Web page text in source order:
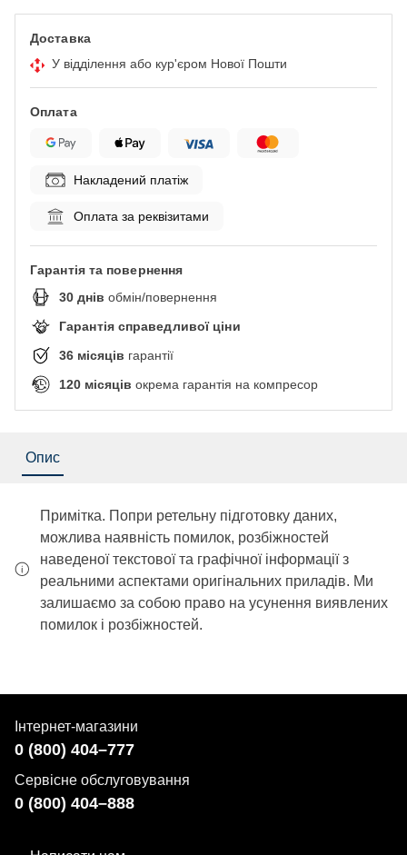
Доставка
У відділення або кур'єром Нової Пошти
Оплата
Накладений платіж
Оплата за реквізитами
Гарантія та повернення
30 днів обмін/повернення
Гарантія справедливої ціни
36 місяців гарантії
120 місяців окрема гарантія на компресор
Опис
Примітка. Попри ретельну підготовку даних,
можлива наявність помилок, розбіжностей
наведеної текстової та графічної інформації з
реальними аспектами оригінальних приладів. Ми
залишаємо за собою право на усунення виявлених
помилок і розбіжностей.
Інтернет-магазини
0 (800) 404–777
Сервісне обслуговування
0 (800) 404–888